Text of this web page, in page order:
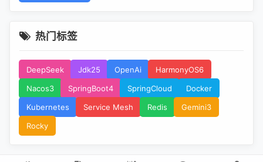
热门标签
DeepSeek Jdk25 OpenAi
HarmonyOS6
Nacos3
SpringBoot4 SpringCloud
Docker
Kubernetes
Service Mesh Redis
Gemini3
Rocky